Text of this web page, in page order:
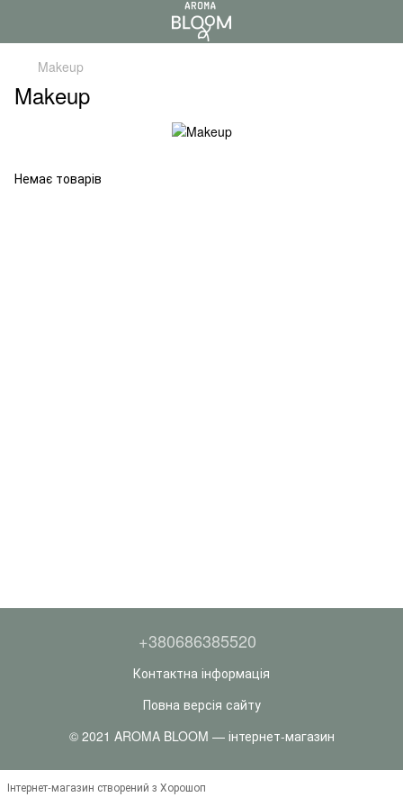
Makeup
Makeup
Немає товарів
+380686385520
Контактна інформація
Повна версія сайту
© 2021 AROMA BLOOM — інтернет-магазин
Інтернет-магазин створений з Хорошоп